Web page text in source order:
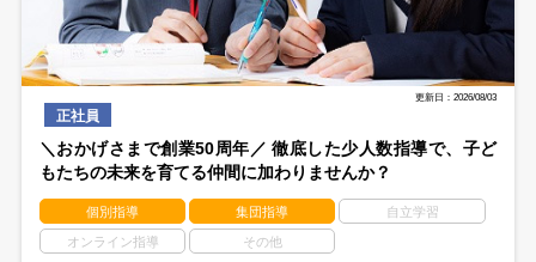
更新日：2026/08/03
正社員
＼おかげさまで創業50周年／ 徹底した少人数指導で、子ど
もたちの未来を育てる仲間に加わりませんか？
個別指導 集団指導 自立学習
オンライン指導 その他